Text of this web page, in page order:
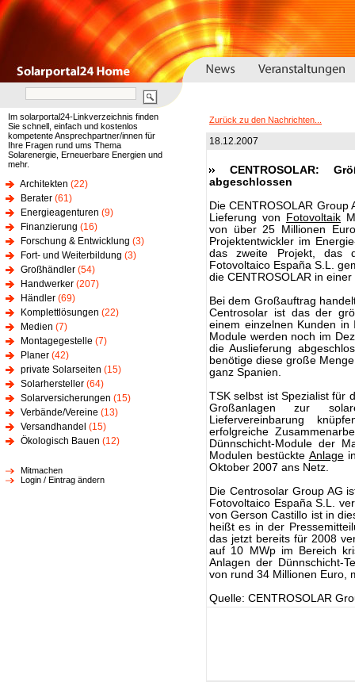
Im solarportal24-Linkverzeichnis finden
Sie schnell, einfach und kostenlos
kompetente Ansprechpartner/innen für
Ihre Fragen rund ums Thema
Solarenergie, Erneuerbare Energien und
mehr.
Architekten (22)
Berater (61)
Energieagenturen (9)
Finanzierung (16)
Forschung & Entwicklung (3)
Fort- und Weiterbildung (3)
Großhändler (54)
Handwerker (207)
Händler (69)
Komplettlösungen (22)
Medien (7)
Montagegestelle (7)
Planer (42)
private Solarseiten (15)
Solarhersteller (64)
Solarversicherungen (15)
Verbände/Vereine (13)
Versandhandel (15)
Ökologisch Bauen (12)
Mitmachen
Login / Eintrag ändern
Zurück zu den Nachrichten...
18.12.2007
CENTROSOLAR:
abgeschlossen
Die CENTROSOLAR
Lieferung von
Fotovoltaik
von über 25 Millionen
Projektentwickler im
das zweite Projekt, das
Fotovoltaico España S.L.
die CENTROSOLAR in
Bei dem Großauftrag
Centrosolar ist das der
einem einzelnen Kunden
Module werden noch im
die Auslieferung
benötige diese große
ganz Spanien.
TSK selbst ist Spezialist für
Großanlagen zur
Liefervereinbarung
erfolgreiche
Dünnschicht-Module der
Modulen bestückte Anlagein
Oktober 2007 ans Netz.
Die Centrosolar Group AG
Fotovoltaico España S.L.
von Gerson Castillo ist in
heißt es in der
das jetzt bereits für 2008
auf 10 MWp im Bereich
Anlagen der Dünnschicht-
von rund 34 Millionen Euro,
Quelle: CENTROSOLAR